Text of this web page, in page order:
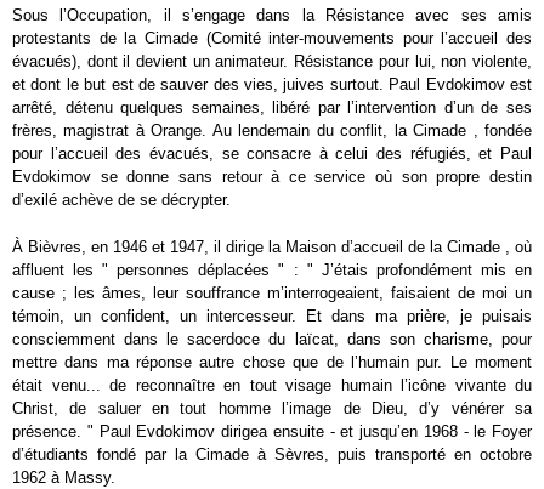
Sous l’Occupation, il s’engage dans la Résistance avec ses amis
protestants de la Cimade (Comité inter-mouvements pour l’accueil des
évacués), dont il devient un animateur. Résistance pour lui, non violente,
et dont le but est de sauver des vies, juives surtout. Paul Evdokimov est
arrêté, détenu quelques semaines, libéré par l’intervention d’un de ses
frères, magistrat à Orange. Au lendemain du conflit, la Cimade , fondée
pour l’accueil des évacués, se consacre à celui des réfugiés, et Paul
Evdokimov se donne sans retour à ce service où son propre destin
d’exilé achève de se décrypter.
À Bièvres, en 1946 et 1947, il dirige la Maison d’accueil de la Cimade , où
affluent les " personnes déplacées " : " J’étais profondément mis en
cause ; les âmes, leur souffrance m’interrogeaient, faisaient de moi un
témoin, un confident, un intercesseur. Et dans ma prière, je puisais
consciemment dans le sacerdoce du laïcat, dans son charisme, pour
mettre dans ma réponse autre chose que de l’humain pur. Le moment
était venu... de reconnaître en tout visage humain l’icône vivante du
Christ, de saluer en tout homme l’image de Dieu, d’y vénérer sa
présence. " Paul Evdokimov dirigea ensuite - et jusqu’en 1968 - le Foyer
d’étudiants fondé par la Cimade à Sèvres, puis transporté en octobre
1962 à Massy.